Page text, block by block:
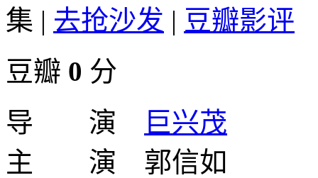
集 | 去抢沙发 | 豆瓣影评
豆瓣 0 分
导 演
巨兴茂
主 演 郭信如